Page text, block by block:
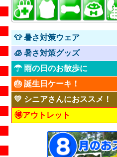
👕 暑さ対策ウェア
🧊 暑さ対策グッズ
☂ 雨の日のお散歩に
🎂 誕生日ケーキ！
💛 シニアさんにおススメ！
🉐アウトレット